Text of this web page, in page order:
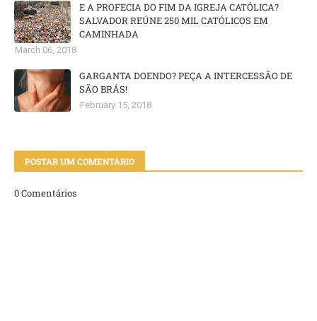
E A PROFECIA DO FIM DA IGREJA CATÓLICA?
SALVADOR REÚNE 250 MIL CATÓLICOS EM
CAMINHADA
March 06, 2018
GARGANTA DOENDO? PEÇA A INTERCESSÃO DE
SÃO BRÁS!
February 15, 2018
POSTAR UM COMENTÁRIO
0 Comentários